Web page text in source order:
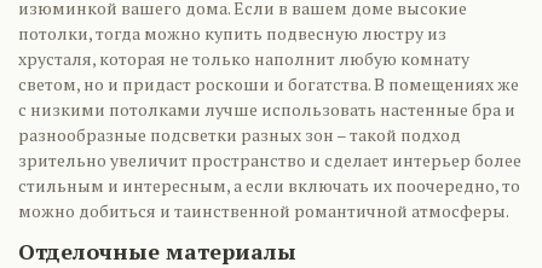
изюминкой вашего дома. Если в вашем доме высокие
потолки, тогда можно купить подвесную люстру из
хрусталя, которая не только наполнит любую комнату
светом, но и придаст роскоши и богатства. В помещениях же
с низкими потолками лучше использовать настенные бра и
разнообразные подсветки разных зон – такой подход
зрительно увеличит пространство и сделает интерьер более
стильным и интересным, а если включать их поочередно, то
можно добиться и таинственной романтичной атмосферы.
Отделочные материалы